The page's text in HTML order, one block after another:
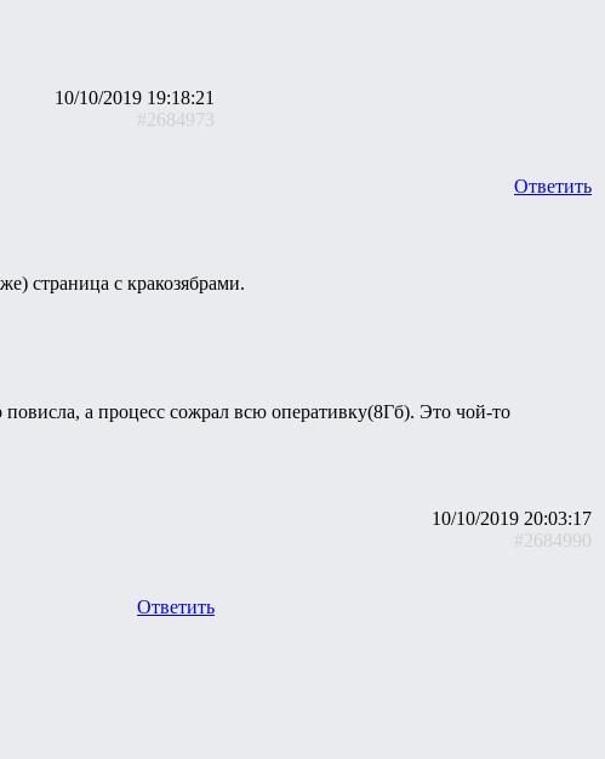
10/10/2019 19:18:21
#2684973
Ответить
страница с кракозябрами.
а процесс сожрал всю оперативку(8Гб). Это чой-то
10/10/2019 20:03:17
#2684990
Ответить